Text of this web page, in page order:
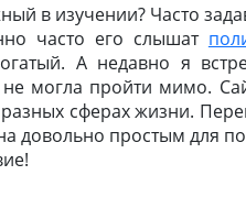
в изучении? Часто
часто его слышат
А недавно я
могла пройти мимо.
сферах жизни.
довольно простым для